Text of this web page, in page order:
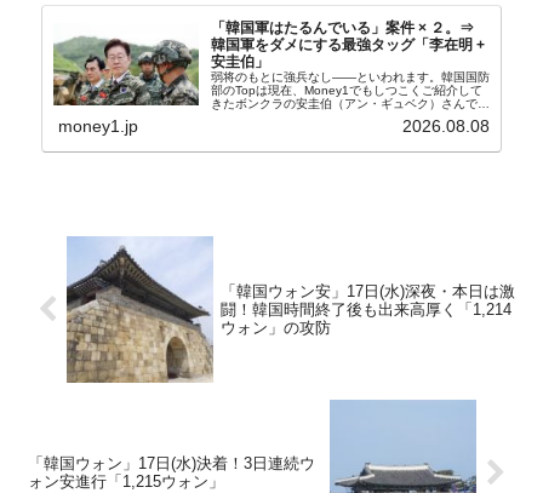
「韓国軍はたるんでいる」案件 × ２。⇒
韓国軍をダメにする最強タッグ「李在明 +
安圭伯」
弱将のもとに強兵なし――といわれます。韓国国防
部のTopは現在、Money1でもしつこくご紹介して
きたボンクラの安圭伯（アン・ギュベク）さんで
す。↑経済的無知蒙昧な李在明（イ・ジェミョン）
さんと「韓国初の文官上がり」の国防部長官安圭伯
money1.jp 2026.08.08
「韓国ウォン安」17日(水)深夜・本日は激
闘！韓国時間終了後も出来高厚く「1,214
ウォン」の攻防
「韓国ウォン」17日(水)決着！3日連続ウ
ォン安進行「1,215ウォン」